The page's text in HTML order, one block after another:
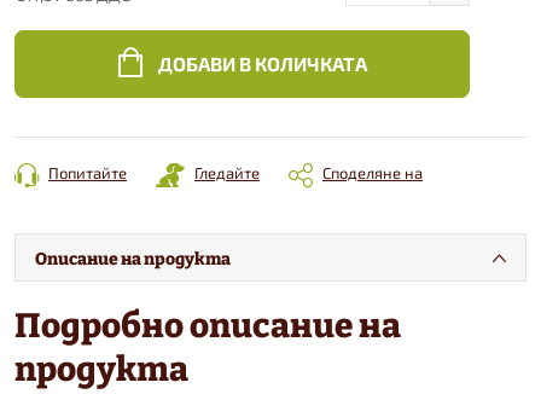
цена:
ДОБАВИ В КОЛИЧКАТА
Попитайте Гледайте Споделяне на
Описание на продукта
Подробно описание на
продукта